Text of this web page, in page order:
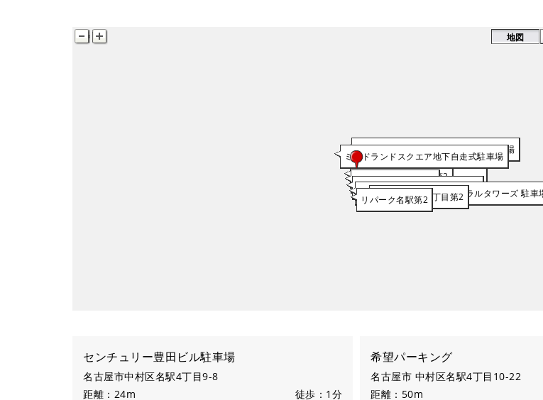
センチュリー豊田ビル駐車場
希望パーキング
リパーク名古屋駅前第2
白川第三ビル駐車場
三井のリパーク 名古屋駅前第2
名鉄協商モード学園スパイラルタワーズ 駐車
タイムズ名駅4丁目第2
リパーク名駅第2
名鉄協商愛知県産業労働センター駐車場
ミッドランドスクエア地下自走式駐車場
地図
センチュリー豊田ビル駐車場
名古屋市中村区名駅4丁目9-8
距離：24m
徒歩：1分
希望パーキング
名古屋市 中村区名駅4丁目10-22
距離：50m